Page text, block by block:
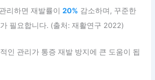
리하면 재발률이20% 감소하며, 꾸준한
필요합니다. (출처: 재활연구 2022)
인 관리가 통증 재발 방지에 큰 도움이 됩